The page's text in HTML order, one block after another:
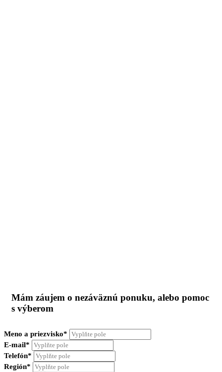
Mám záujem o nezáväznú ponuku, alebo pomoc
s výberom
Meno a priezvisko*
E-mail*
Telefón*
Región*